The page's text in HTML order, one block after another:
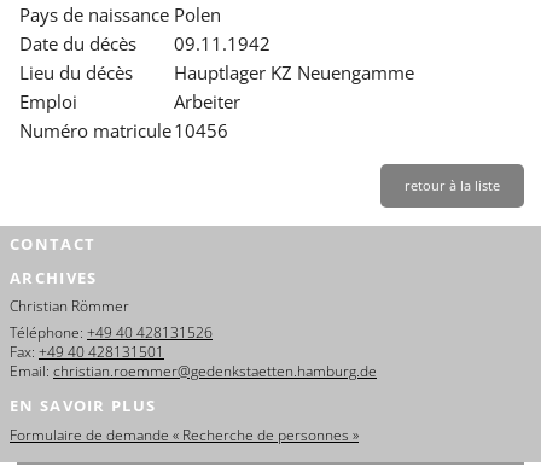
FORMATION
RECHERCHE
SERVICE
Pays de naissance Polen
Date du décès
09.11.1942
Lieu du décès
Hauptlager KZ Neuengamme
Emploi
Arbeiter
Numéro matricule10456
retour à la liste
CONTACT
ARCHIVES
Christian Römmer
Téléphone: +49 40 428131526
Fax: +49 40 428131501
Email: christian.roemmer@gedenkstaetten.hamburg.de
EN SAVOIR PLUS
Formulaire de demande « Recherche de personnes »